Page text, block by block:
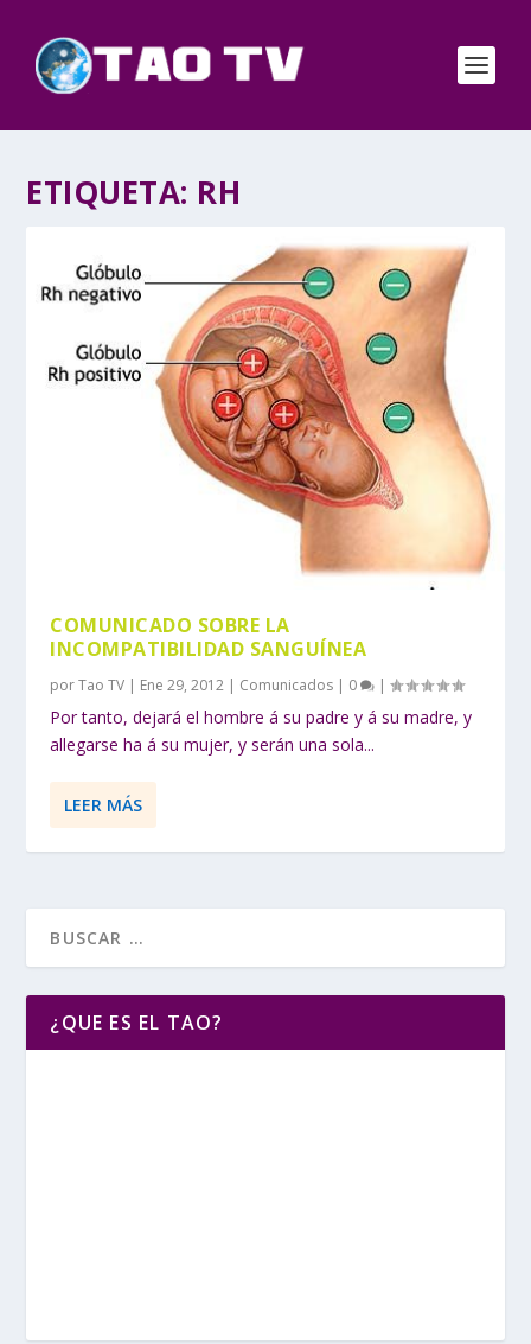
ETIQUETA: RH
COMUNICADO SOBRE LA
INCOMPATIBILIDAD SANGUÍNEA
porTao TV | Ene 29, 2012 | Comunicados | 0 |
Por tanto, dejará el hombre á su padre y á su madre, y
allegarse ha á su mujer, y serán una sola...
LEER MÁS
¿QUE ES EL TAO?